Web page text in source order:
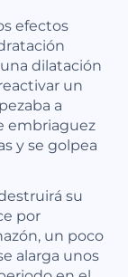
efectos
dilatación
un
a
embriaguez
y se golpea
su
por
un poco
alarga unos